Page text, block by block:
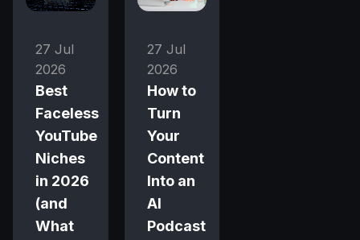
27 Jul
2026
Best
Faceless
YouTube
Niches
in 2026
(and
What
27 Jul
2026
How to
Turn
Your
Content
Into an
AI
Podcast